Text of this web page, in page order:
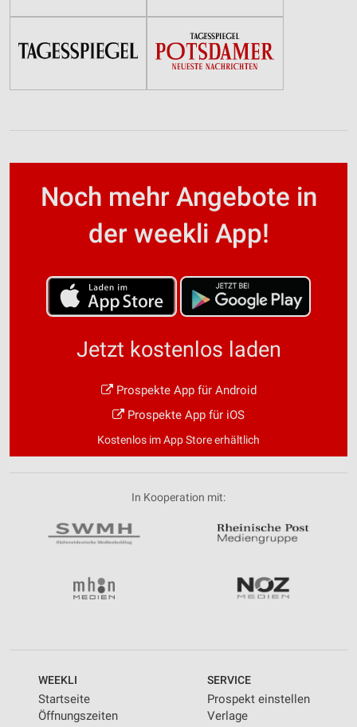
Noch mehr Angebote in
der weekli App!
Jetzt kostenlos laden
Prospekte App für Android
Prospekte App für iOS
Kostenlos im App Store erhältlich
In Kooperation mit:
WEEKLI
Startseite
Öffnungszeiten
SERVICE
Prospekt einstellen
Verlage